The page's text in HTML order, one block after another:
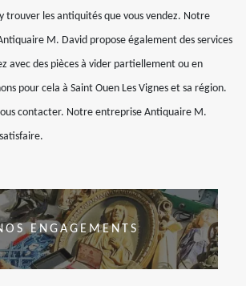
trouver les antiquités que vous vendez. Notre
M. David propose également des services
avec des pièces à vider partiellement ou en
pour cela à Saint Ouen Les Vignes et sa région.
contacter. Notre entreprise Antiquaire M.
ENGAGEMENTS